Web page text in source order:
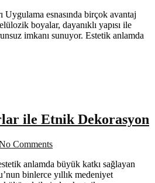
Uygulama esnasında birçok avantaj
boyalar, dayanıklı yapısı ile
imkanı sunuyor. Estetik anlamda
ile Etnik Dekorasyon
Comments
anlamda büyük katkı sağlayan
binlerce yıllık medeniyet